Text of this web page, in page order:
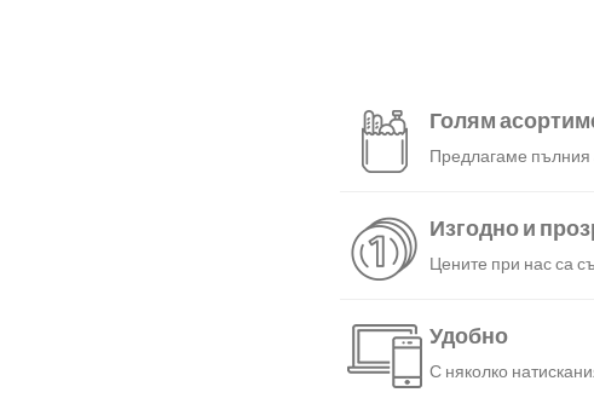
Голям
Предлагаме пълния
Изгодно и
Цените при нас са
Удобно
С няколко